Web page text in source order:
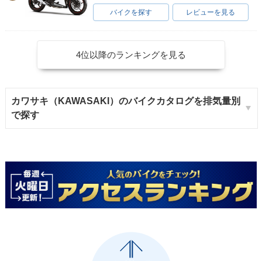
バイクを探す レビューを見る
4位以降のランキングを見る
カワサキ（KAWASAKI）のバイクカタログを排気量別
で探す